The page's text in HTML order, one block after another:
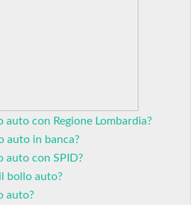
auto con Regione Lombardia?
auto in banca?
auto con SPID?
bollo auto?
auto?